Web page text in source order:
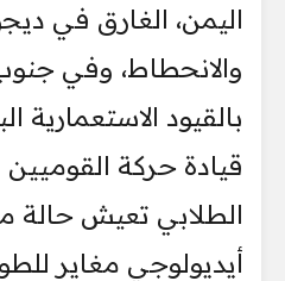
اليمن، الغارق في
والانحطاط، وفي
بالقيود الاستعمارية
قيادة حركة
الطلابي تعيش حالة
أيديولوجي مغاير